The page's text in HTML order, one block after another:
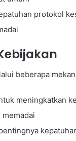
protokol
beberapa
meningkatkan